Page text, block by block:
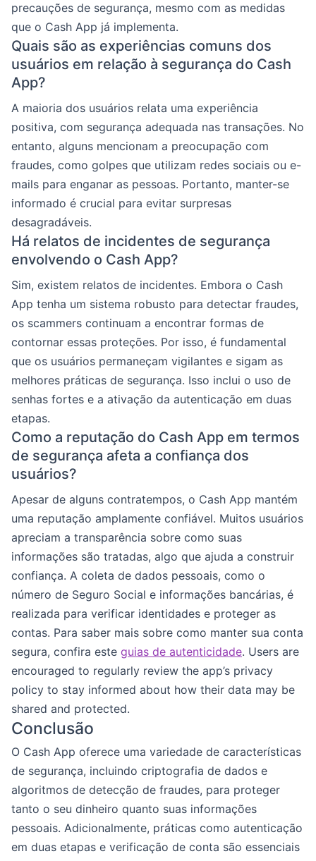
precauções de segurança, mesmo com as medidas
que o Cash App já implementa.
Quais são as experiências comuns dos
usuários em relação à segurança do Cash
App?
A maioria dos usuários relata uma experiência
positiva, com segurança adequada nas transações. No
entanto, alguns mencionam a preocupação com
fraudes, como golpes que utilizam redes sociais ou e-
mails para enganar as pessoas. Portanto, manter-se
informado é crucial para evitar surpresas
desagradáveis.
Há relatos de incidentes de segurança
envolvendo o Cash App?
Sim, existem relatos de incidentes. Embora o Cash
App tenha um sistema robusto para detectar fraudes,
os scammers continuam a encontrar formas de
contornar essas proteções. Por isso, é fundamental
que os usuários permaneçam vigilantes e sigam as
melhores práticas de segurança. Isso inclui o uso de
senhas fortes e a ativação da autenticação em duas
etapas.
Como a reputação do Cash App em termos
de segurança afeta a confiança dos
usuários?
Apesar de alguns contratempos, o Cash App mantém
uma reputação amplamente confiável. Muitos usuários
apreciam a transparência sobre como suas
informações são tratadas, algo que ajuda a construir
confiança. A coleta de dados pessoais, como o
número de Seguro Social e informações bancárias, é
realizada para verificar identidades e proteger as
contas. Para saber mais sobre como manter sua conta
segura, confira este guias de autenticidade. Users are
encouraged to regularly review the app’s privacy
policy to stay informed about how their data may be
shared and protected.
Conclusão
O Cash App oferece uma variedade de características
de segurança, incluindo criptografia de dados e
algoritmos de detecção de fraudes, para proteger
tanto o seu dinheiro quanto suas informações
pessoais. Adicionalmente, práticas como autenticação
em duas etapas e verificação de conta são essenciais